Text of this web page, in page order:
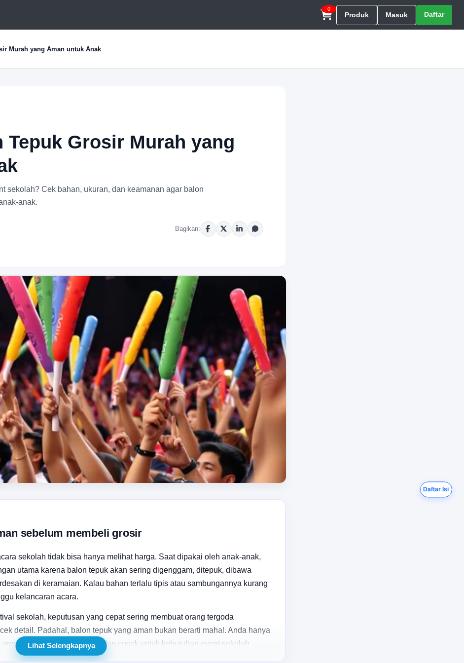
0
Produk Masuk Daftar
Murah yang Aman untuk Anak
Tepuk Grosir Murah yang
sekolah? Cek bahan, ukuran, dan keamanan agar balon
anak.
Bagikan:
sebelum membeli grosir
sekolah tidak bisa hanya melihat harga. Saat dipakai oleh anak-anak,
utama karena balon tepuk akan sering digenggam, ditepuk, dibawa
di keramaian. Kalau bahan terlalu tipis atau sambungannya kurang
kelancaran acara.
sekolah, keputusan yang cepat sering membuat orang tergoda
detail. Padahal, balon tepuk yang aman bukan berarti mahal. Anda hanya
tetap efisien, nyaman, dan cocok untuk kebutuhan event sekolah,
Daftar Isi
Lihat Selengkapnya